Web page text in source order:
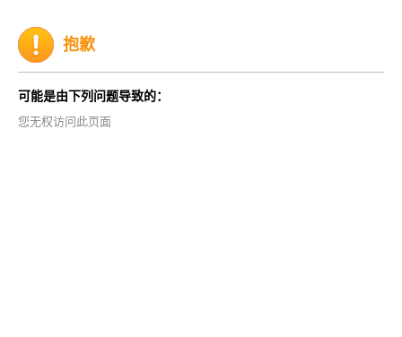
抱歉
可能是由下列问题导致的：
您无权访问此页面